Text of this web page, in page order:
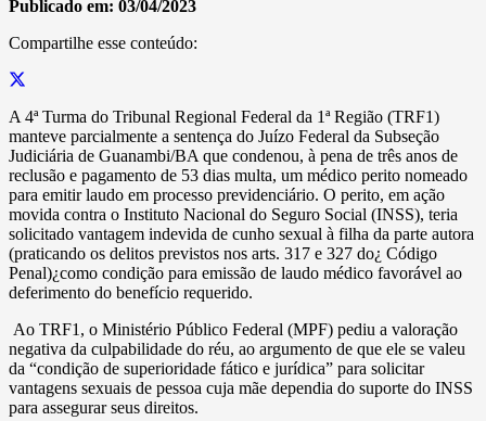
Publicado em: 03/04/2023
Compartilhe esse conteúdo:
A 4ª Turma do Tribunal Regional Federal da 1ª Região (TRF1)
manteve parcialmente a sentença do Juízo Federal da Subseção
Judiciária de Guanambi/BA que condenou, à pena de três anos de
reclusão e pagamento de 53 dias multa, um médico perito nomeado
para emitir laudo em processo previdenciário. O perito, em ação
movida contra o Instituto Nacional do Seguro Social (INSS), teria
solicitado vantagem indevida de cunho sexual à filha da parte autora
(praticando os delitos previstos nos arts. 317 e 327 do¿ Código
Penal)¿como condição para emissão de laudo médico favorável ao
deferimento do benefício requerido.
Ao TRF1, o Ministério Público Federal (MPF) pediu a valoração
negativa da culpabilidade do réu, ao argumento de que ele se valeu
da “condição de superioridade fático e jurídica” para solicitar
vantagens sexuais de pessoa cuja mãe dependia do suporte do INSS
para assegurar seus direitos.